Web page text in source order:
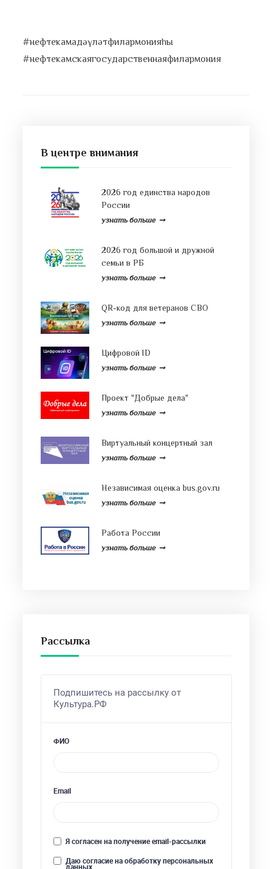
#нефтекамадәүләтфилармонияһы
#нефтекамскаягосударственнаяфилармония
В центре внимания
2026 год единства народов
России
узнать больше
2026 год большой и дружной
семьи в РБ
узнать больше
QR-код для ветеранов СВО
узнать больше
Цифровой ID
узнать больше
Проект "Добрые дела"
узнать больше
Виртуальный концертный зал
узнать больше
Независимая оценка bus.gov.ru
узнать больше
Работа России
узнать больше
Рассылка